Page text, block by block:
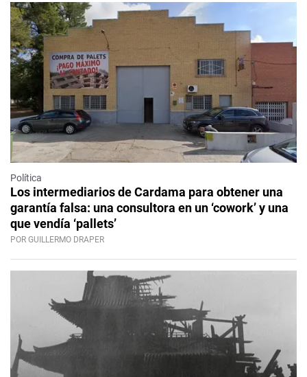
Política
Los intermediarios de Cardama para obtener una
garantía falsa: una consultora en un ‘cowork’ y una
que vendía ‘pallets’
POR GUILLERMO DRAPER